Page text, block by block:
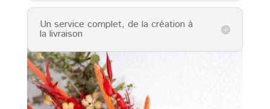
Un service complet, de la création à
la livraison